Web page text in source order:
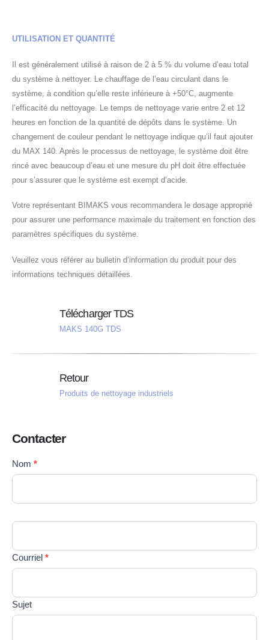
UTILISATION ET QUANTITÉ
Il est généralement utilisé à raison de 2 à 5 % du volume d’eau total
du système à nettoyer. Le chauffage de l’eau circulant dans le
système, à condition qu’elle reste inférieure à +50°C, augmente
l’efficacité du nettoyage. Le temps de nettoyage varie entre 2 et 12
heures en fonction de la quantité de dépôts dans le système. Un
changement de couleur pendant le nettoyage indique qu’il faut ajouter
du MAX 140. Après le processus de nettoyage, le système doit être
rincé avec beaucoup d’eau et une mesure du pH doit être effectuée
pour s’assurer que le système est exempt d’acide.
Votre représentant BIMAKS vous recommandera le dosage approprié
pour assurer une performance maximale du traitement en fonction des
paramètres spécifiques du système.
Veuillez vous référer au bulletin d’information du produit pour des
informations techniques détaillées.
Télécharger TDS
MAKS 140G TDS
Retour
Produits de nettoyage industriels
Contacter
Contact
Us
Nom *
Courriel *
Sujet
Si vous
êtes un
remplissez
champ.